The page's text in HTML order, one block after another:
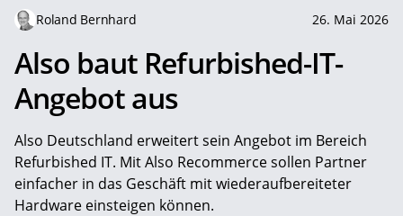
Roland Bernhard 26. Mai 2026
Also baut Refurbished-IT-
Angebot aus
Also Deutschland erweitert sein Angebot im Bereich
Refurbished IT. Mit Also Recommerce sollen Partner
einfacher in das Geschäft mit wiederaufbereiteter
Hardware einsteigen können.